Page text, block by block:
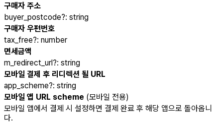
구매자 주소
buyer_postcode?: string
구매자 우편번호
tax_free?: number
면세금액
m_redirect_url?: string
모바일 결제 후 리디렉션 될 URL
app_scheme?: string
모바일 앱 URL scheme (모바일 전용)
모바일 앱에서 결제 시 설정하면 결제 완료 후 해당 앱으로 돌아옵니
다.